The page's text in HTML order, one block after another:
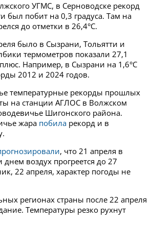
УГМС, в Серноводске рекорд
был побит на 0,3 градуса. Там на
до отметки в 26,4°С.
было в Сызрани, Тольятти и
термометров показали 27,1
плюс. Например, в Сызрани на 1,6°С
2012 и 2024 годов.
температурные рекорды прошлых
на станции АГЛОС в Волжском
Шигонского района.
жара побила рекорд и в
, что 21 апреля в
днем воздух прогреется до 27
22 апреля, характер погоды не
регионах страны после 22 апреля
Температуры резко рухнут